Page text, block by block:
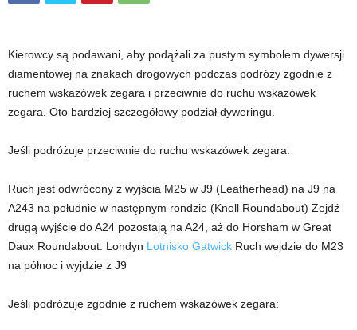
Kierowcy są podawani, aby podążali za pustym symbolem dywersji
diamentowej na znakach drogowych podczas podróży zgodnie z
ruchem wskazówek zegara i przeciwnie do ruchu wskazówek
zegara. Oto bardziej szczegółowy podział dyweringu.
Jeśli podróżuje przeciwnie do ruchu wskazówek zegara:
Ruch jest odwrócony z wyjścia M25 w J9 (Leatherhead) na J9 na
A243 na południe w następnym rondzie (Knoll Roundabout) Zejdź
drugą wyjście do A24 pozostają na A24, aż do Horsham w Great
Daux Roundabout. Londyn Lotnisko Gatwick Ruch wejdzie do M23
na północ i wyjdzie z J9
Jeśli podróżuje zgodnie z ruchem wskazówek zegara: